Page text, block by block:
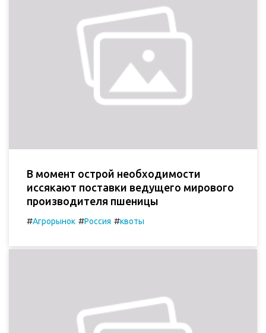
В момент острой необходимости
иссякают поставки ведущего мирового
производителя пшеницы
#Агрорынок #Россия #квоты